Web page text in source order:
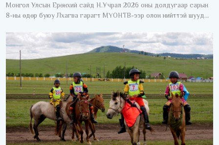
Монгол Улсын Ерөнхий сайд Н.Учрал 2026 оны долдугаар сарын
8-ны өдөр буюу Лхагва гарагт МҮОНТВ-ээр олон нийттэй шууд